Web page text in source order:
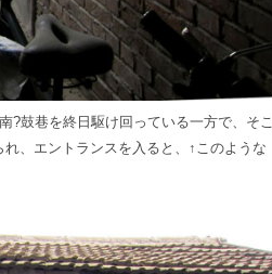
?鼓巷を終日駆け回っている一方で、そこ
、エントランスを入ると、↑このような